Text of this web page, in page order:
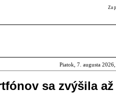
Za
Piatok, 7. augusta
sa zvýšila až